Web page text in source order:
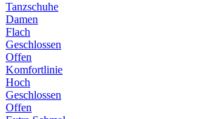
Tanzschuhe
Damen
Flach
Geschlossen
Offen
Komfortlinie
Hoch
Geschlossen
Offen